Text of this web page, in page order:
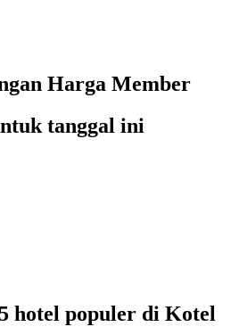
Harga Member
tanggal ini
hotel populer di Kotel